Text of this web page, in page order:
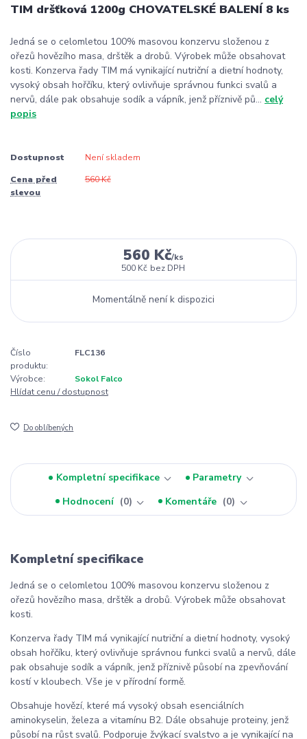
TIM dršťková 1200g CHOVATELSKÉ BALENÍ 8 ks
Jedná se o celomletou 100% masovou konzervu složenou z
ořezů hovězího masa, drštěk a drobů. Výrobek může obsahovat
kosti. Konzerva řady TIM má vynikající nutriční a dietní hodnoty,
vysoký obsah hořčíku, který ovlivňuje správnou funkci svalů a
nervů, dále pak obsahuje sodík a vápník, jenž příznivě pů... celý
popis
Dostupnost Není skladem
Cena před
slevou
560 Kč
560 Kč/ks
500 Kč bez DPH
Momentálně není k dispozici
Číslo
produktu:
FLC136
Výrobce:
Sokol Falco
Hlídat cenu / dostupnost
Do oblíbených
Kompletní specifikace
Parametry
Hodnocení
0 Komentáře 0
Kompletní specifikace
Jedná se o celomletou 100% masovou konzervu složenou z
ořezů hovězího masa, drštěk a drobů. Výrobek může obsahovat
kosti.
Konzerva řady TIM má vynikající nutriční a dietní hodnoty, vysoký
obsah hořčíku, který ovlivňuje správnou funkci svalů a nervů, dále
pak obsahuje sodík a vápník, jenž příznivě působí na zpevňování
kostí v kloubech. Vše je v přírodní formě.
Obsahuje hovězí, které má vysoký obsah esenciálních
aminokyselin, železa a vitamínu B2. Dále obsahuje proteiny, jenž
působí na růst svalů. Podporuje žvýkací svalstvo a je vynikající na